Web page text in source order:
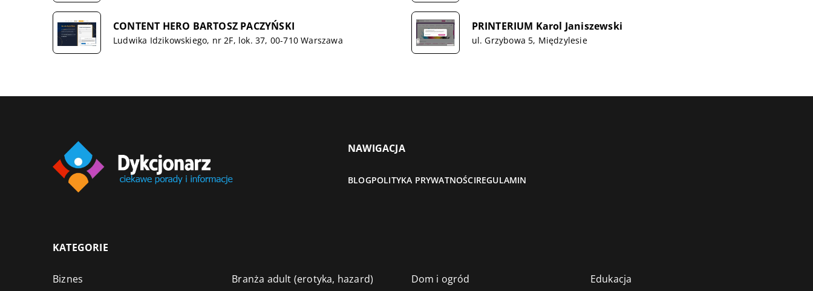
CONTENT HERO BARTOSZ PACZYŃSKI
Ludwika Idzikowskiego, nr 2F, lok. 37, 00-710 Warszawa
PRINTERIUM Karol Janiszewski
ul. Grzybowa 5, Międzylesie
NAWIGACJA
BLOGPOLITYKA PRYWATNOŚCIREGULAMIN
KATEGORIE
Biznes Branża adult (erotyka, hazard) Dom i ogród Edukacja